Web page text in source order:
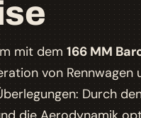
mit dem166 MM
von Rennwagen
Durch